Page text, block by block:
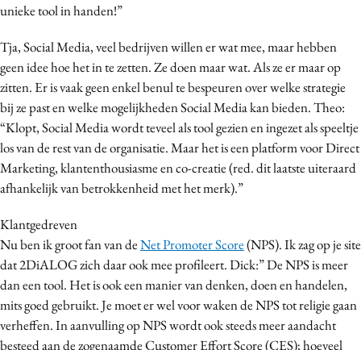
unieke tool in handen!”
Tja, Social Media, veel bedrijven willen er wat mee, maar hebben
geen idee hoe het in te zetten. Ze doen maar wat. Als ze er maar op
zitten. Er is vaak geen enkel benul te bespeuren over welke strategie
bij ze past en welke mogelijkheden Social Media kan bieden. Theo:
“Klopt, Social Media wordt teveel als tool gezien en ingezet als speeltje
los van de rest van de organisatie. Maar het is een platform voor Direct
Marketing, klantenthousiasme en co-creatie (red. dit laatste uiteraard
afhankelijk van betrokkenheid met het merk).”
Klantgedreven
Nu ben ik groot fan van deNet Promoter Score(NPS). Ik zag op je site
dat 2DiALOG zich daar ook mee profileert. Dick:” De NPS is meer
dan een tool. Het is ook een manier van denken, doen en handelen,
mits goed gebruikt. Je moet er wel voor waken de NPS tot religie gaan
verheffen. In aanvulling op NPS wordt ook steeds meer aandacht
besteed aan de zogenaamde Customer Effort Score (CES); hoeveel